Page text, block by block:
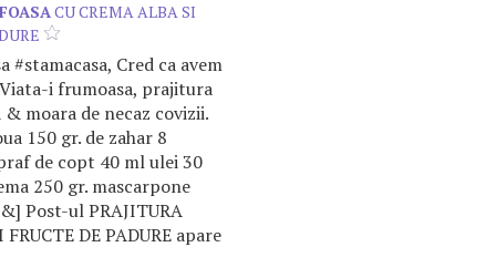
CU CREMA ALBA SI
#stamacasa, Cred ca avem
i frumoasa, prajitura
& moara de necaz covizii.
150 gr. de zahar 8
de copt 40 ml ulei 30
250 gr. mascarpone
Post-ul PRAJITURA
DE PADURE apare